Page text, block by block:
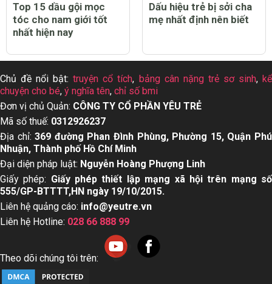
Top 15 dầu gội mọc
tóc cho nam giới tốt
nhất hiện nay
Dấu hiệu trẻ bị sởi cha
mẹ nhất định nên biết
Chủ đề nổi bật:truyện cổ tích, bảng cân nặng trẻ sơ sinh, kể
chuyện cho bé, ý nghĩa tên, chỉ số bmi
Đơn vị chủ Quản: CÔNG TY CỔ PHẦN YÊU TRẺ
Mã số thuế: 0312926237
Địa chỉ:369 đường Phan Đình Phùng, Phường 15, Quận Phú
Nhuận, Thành phố Hồ Chí Minh
Đại diện pháp luật: Nguyễn Hoàng Phượng Linh
Giấy phép: Giấy phép thiết lập mạng xã hội trên mạng số
555/GP-BTTTT,HN ngày 19/10/2015.
Liên hệ quảng cáo: info@yeutre.vn
Liên hệ Hotline: 028 66 888 99
Theo dõi chúng tôi trên: